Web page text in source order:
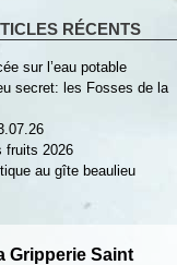
RÉCENTS
sur l’eau potable
secret: les Fosses de la
fruits 2026
au gîte beaulieu
Gripperie Saint